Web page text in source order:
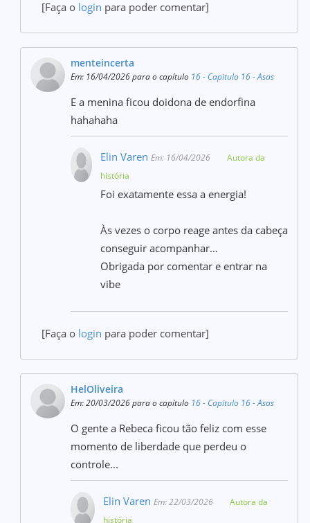
[Faça o login para poder comentar]
menteincerta
Em: 16/04/2026 para o capítulo 16 - Capitulo 16 - Asas
E a menina ficou doidona de endorfina
hahahaha
Elin Varen Em: 16/04/2026
Autora da
história
Foi exatamente essa a energia!
Às vezes o corpo reage antes da cabeça
conseguir acompanhar…
Obrigada por comentar e entrar na
vibe
[Faça o login para poder comentar]
HelOliveira
Em: 20/03/2026 para o capítulo 16 - Capitulo 16 - Asas
O gente a Rebeca ficou tão feliz com esse
momento de liberdade que perdeu o
controle...
Elin Varen Em: 22/03/2026
Autora da
história